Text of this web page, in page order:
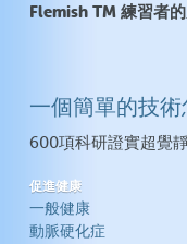
Flemish TM 練習者
一個簡單的技
600項科研證實超覺
促進健康
一般健康
動脈硬化症